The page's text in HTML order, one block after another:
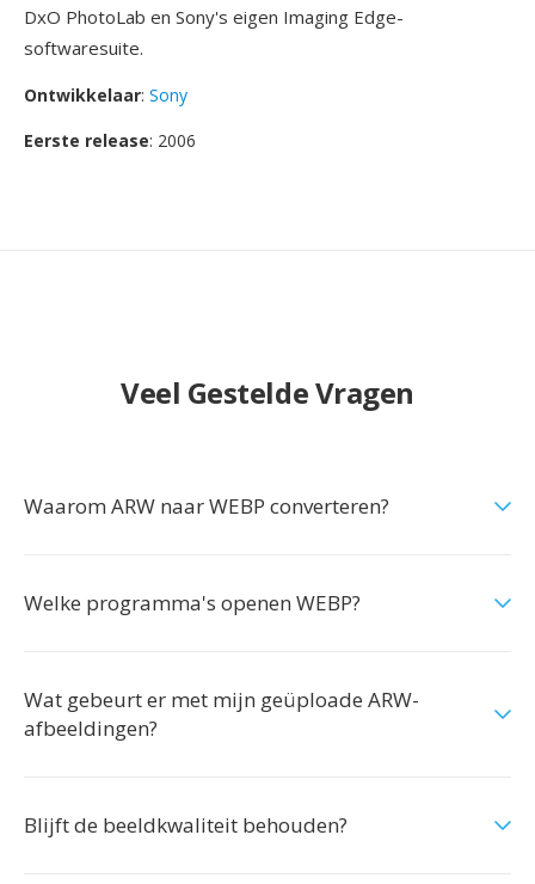
DxO PhotoLab en Sony's eigen Imaging Edge-
softwaresuite.
Ontwikkelaar: Sony
Eerste release: 2006
Veel Gestelde Vragen
Waarom ARW naar WEBP converteren?
Welke programma's openen WEBP?
Wat gebeurt er met mijn geüploade ARW-
afbeeldingen?
Blijft de beeldkwaliteit behouden?